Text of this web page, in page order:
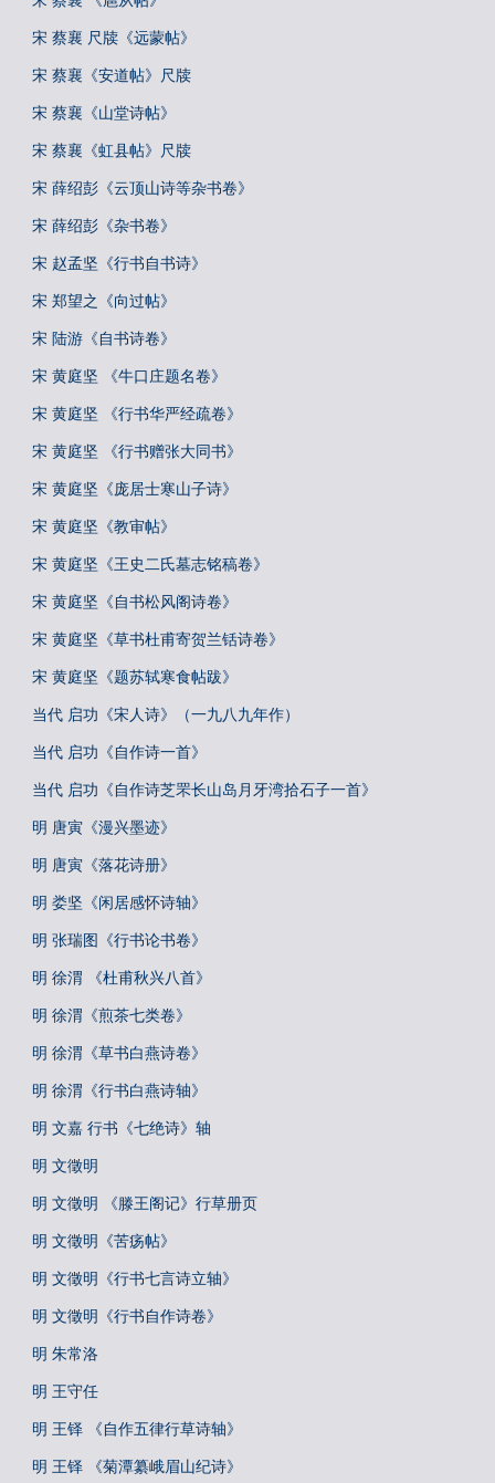
宋 蔡襄 尺牍《远蒙帖》
宋 蔡襄《安道帖》尺牍
宋 蔡襄《山堂诗帖》
宋 蔡襄《虹县帖》尺牍
宋 薛绍彭《云顶山诗等杂书卷》
宋 薛绍彭《杂书卷》
宋 赵孟坚《行书自书诗》
宋 郑望之《向过帖》
宋 陆游《自书诗卷》
宋 黄庭坚 《牛口庄题名卷》
宋 黄庭坚 《行书华严经疏卷》
宋 黄庭坚 《行书赠张大同书》
宋 黄庭坚《庞居士寒山子诗》
宋 黄庭坚《教审帖》
宋 黄庭坚《王史二氏墓志铭稿卷》
宋 黄庭坚《自书松风阁诗卷》
宋 黄庭坚《草书杜甫寄贺兰铦诗卷》
宋 黄庭坚《题苏轼寒食帖跋》
当代 启功《宋人诗》（一九八九年作）
当代 启功《自作诗一首》
当代 启功《自作诗芝罘长山岛月牙湾拾石子一首》
明 唐寅《漫兴墨迹》
明 唐寅《落花诗册》
明 娄坚《闲居感怀诗轴》
明 张瑞图《行书论书卷》
明 徐渭 《杜甫秋兴八首》
明 徐渭《煎茶七类卷》
明 徐渭《草书白燕诗卷》
明 徐渭《行书白燕诗轴》
明 文嘉 行书《七绝诗》轴
明 文徵明
明 文徵明 《滕王阁记》行草册页
明 文徵明《苦疡帖》
明 文徵明《行书七言诗立轴》
明 文徵明《行书自作诗卷》
明 朱常洛
明 王守任
明 王铎 《自作五律行草诗轴》
明 王铎 《菊潭纂峨眉山纪诗》